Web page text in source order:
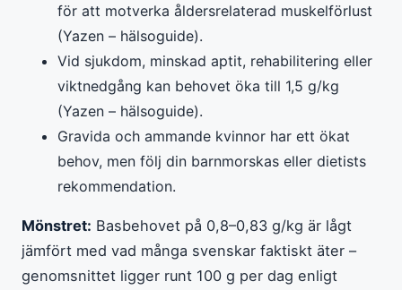
för att motverka åldersrelaterad muskelförlust
(Yazen – hälsoguide).
Vid sjukdom, minskad aptit, rehabilitering eller
viktnedgång kan behovet öka till 1,5 g/kg
(Yazen – hälsoguide).
Gravida och ammande kvinnor har ett ökat
behov, men följ din barnmorskas eller dietists
rekommendation.
Mönstret: Basbehovet på 0,8–0,83 g/kg är lågt
jämfört med vad många svenskar faktiskt äter –
genomsnittet ligger runt 100 g per dag enligt